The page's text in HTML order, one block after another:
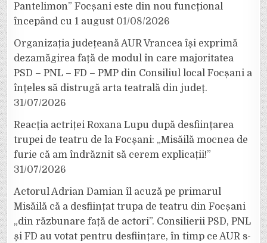
Pantelimon” Focșani este din nou funcțional
începând cu 1 august 01/08/2026
Organizația județeană AUR Vrancea își exprimă
dezamăgirea față de modul în care majoritatea
PSD – PNL – FD – PMP din Consiliul local Focșani a
înțeles să distrugă arta teatrală din județ.
31/07/2026
Reacția actriței Roxana Lupu după desființarea
trupei de teatru de la Focșani: „Misăilă mocnea de
furie că am îndrăznit să cerem explicații!”
31/07/2026
Actorul Adrian Damian îl acuză pe primarul
Misăilă că a desființat trupa de teatru din Focșani
„din răzbunare față de actori”. Consilierii PSD, PNL
și FD au votat pentru desființare, în timp ce AUR s-